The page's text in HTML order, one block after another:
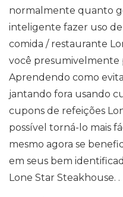
normalmente quanto
inteligente fazer uso
comida / restaurante
você presumivelmente
Aprendendo como
jantando fora usando
cupons de refeições
possível torná-lo mais
mesmo agora se
em seus bem
Lone Star Steakhouse. .